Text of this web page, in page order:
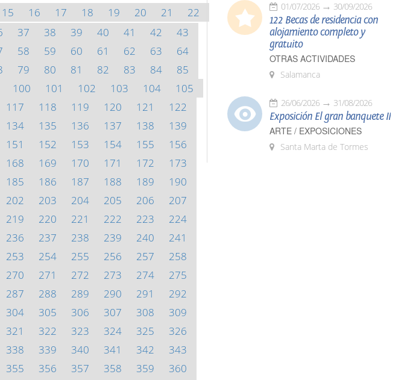
15 16 17 18 19 20 21
22
37 38 39 40 41 42
43
58 59 60 61 62 63
64
79 80 81 82 83 84
85
100 101 102 103 104
105
117 118 119 120 121
122
134 135 136 137 138
139
151 152 153 154 155
156
168 169 170 171 172
173
185 186 187 188 189
190
202 203 204 205 206
207
219 220 221 222 223
224
236 237 238 239 240
241
253 254 255 256 257
258
270 271 272 273 274
275
287 288 289 290 291
292
304 305 306 307 308
309
321 322 323 324 325
326
338 339 340 341 342
343
355 356 357 358 359 360
01/07/2026 30/09/2026
122 Becas de residencia con
alojamiento completo y
gratuito
OTRAS ACTIVIDADES
Salamanca
26/06/2026 31/08/2026
Exposición El gran banquete II
ARTE / EXPOSICIONES
Santa Marta de Tormes